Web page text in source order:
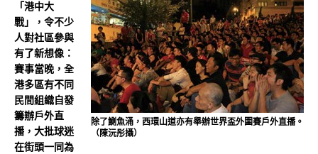
除了鰂魚涌，西環山道亦有舉辦世界盃外圍賽戶外直播。
（陳沅彤攝）
「港中大
戰」，令不少
人對社區參與
有了新想像：
賽事當晚，全
港多區有不同
民間組織自發
籌辦戶外直
播，大批球迷
在街頭一同為